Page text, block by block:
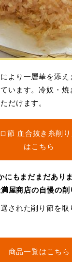
より一層華を添
います。冷奴・
だけます。
ロ節 血合抜き糸削
はこちら
にもまだまだあり
屋商店の自慢の削
された削り節を
商品一覧はこちら